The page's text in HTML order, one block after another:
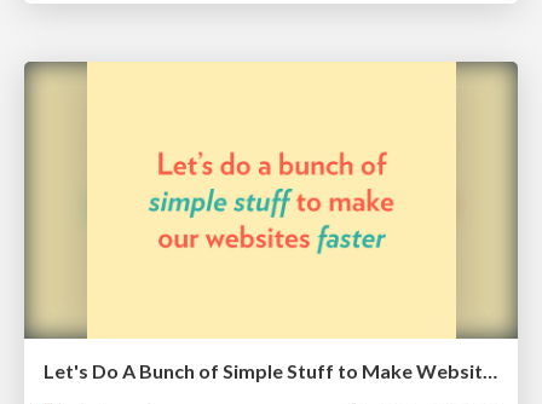
Let's Do A Bunch of Simple Stuff to Make Websites Faster